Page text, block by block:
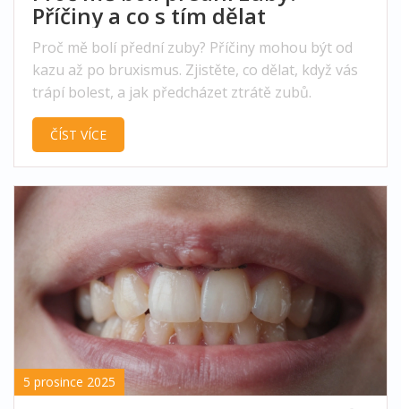
Příčiny a co s tím dělat
Proč mě bolí přední zuby? Příčiny mohou být od
kazu až po bruxismus. Zjistěte, co dělat, když vás
trápí bolest, a jak předcházet ztrátě zubů.
ČÍST VÍCE
5 prosince 2025